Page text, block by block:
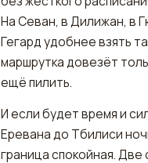
На Севан, в Дилижан, в
Гегард удобнее взять
маршрутка довезёт
ещё пилить.
И если будет время и
Еревана до Тбилиси
граница спокойная. Две